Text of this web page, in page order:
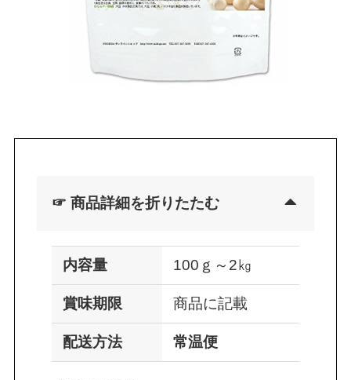
☞ 商品詳細を折りたたむ
内容量 100ｇ～2㎏
賞味期限 商品に記載
配送方法 常温便